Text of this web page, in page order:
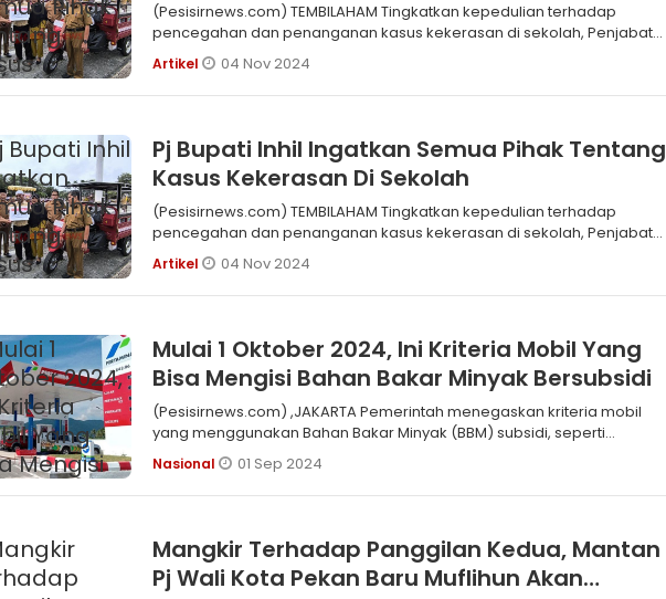
(Pesisirnews.com) TEMBILAHAM Tingkatkan kepedulian terhadap
pencegahan dan penanganan kasus kekerasan di sekolah, Penjabat
(Pj) Bupati Indr
Artikel 04 Nov 2024
Pj Bupati Inhil Ingatkan Semua Pihak Tentang
Kasus Kekerasan Di Sekolah
(Pesisirnews.com) TEMBILAHAM Tingkatkan kepedulian terhadap
pencegahan dan penanganan kasus kekerasan di sekolah, Penjabat
(Pj) Bupati Indr
Artikel 04 Nov 2024
Mulai 1 Oktober 2024, Ini Kriteria Mobil Yang
Bisa Mengisi Bahan Bakar Minyak Bersubsidi
(Pesisirnews.com) ,JAKARTA Pemerintah menegaskan kriteria mobil
yang menggunakan Bahan Bakar Minyak (BBM) subsidi, seperti
Pertalite dan S
Nasional 01 Sep 2024
Mangkir Terhadap Panggilan Kedua, Mantan
Pj Wali Kota Pekan Baru Muflihun Akan